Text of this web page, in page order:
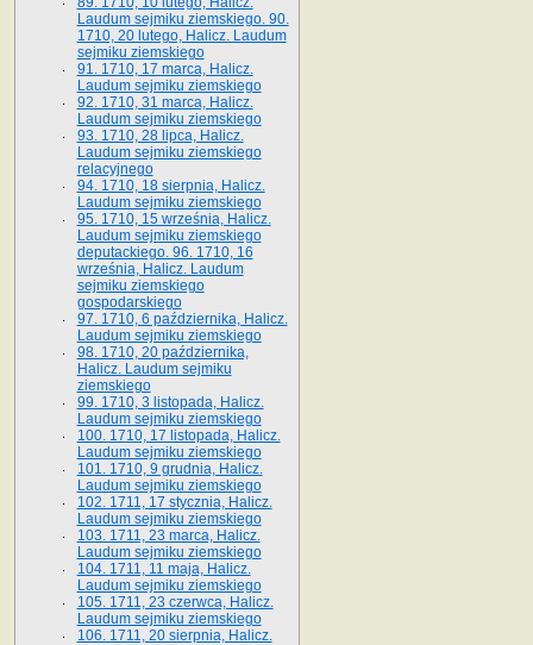
Laudum sejmiku ziemskiego. 90.
1710, 20 lutego, Halicz. Laudum
sejmiku ziemskiego
91. 1710, 17 marca, Halicz.
Laudum sejmiku ziemskiego
92. 1710, 31 marca, Halicz.
Laudum sejmiku ziemskiego
93. 1710, 28 lipca, Halicz.
Laudum sejmiku ziemskiego
relacyjnego
94. 1710, 18 sierpnia, Halicz.
Laudum sejmiku ziemskiego
95. 1710, 15 września, Halicz.
Laudum sejmiku ziemskiego
deputackiego. 96. 1710, 16
września, Halicz. Laudum
sejmiku ziemskiego
gospodarskiego
97. 1710, 6 października, Halicz.
Laudum sejmiku ziemskiego
98. 1710, 20 października,
Halicz. Laudum sejmiku
ziemskiego
99. 1710, 3 listopada, Halicz.
Laudum sejmiku ziemskiego
100. 1710, 17 listopada, Halicz.
Laudum sejmiku ziemskiego
101. 1710, 9 grudnia, Halicz.
Laudum sejmiku ziemskiego
102. 1711, 17 stycznia, Halicz.
Laudum sejmiku ziemskiego
103. 1711, 23 marca, Halicz.
Laudum sejmiku ziemskiego
104. 1711, 11 maja, Halicz.
Laudum sejmiku ziemskiego
105. 1711, 23 czerwca, Halicz.
Laudum sejmiku ziemskiego
106. 1711, 20 sierpnia, Halicz.